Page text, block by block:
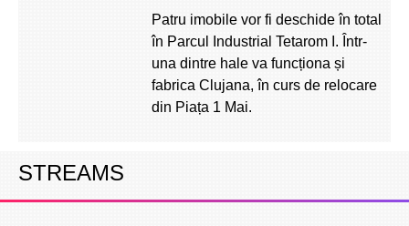
Patru imobile vor fi deschide în total
în Parcul Industrial Tetarom I. Într-
una dintre hale va funcționa și
fabrica Clujana, în curs de relocare
din Piața 1 Mai.
STREAMS